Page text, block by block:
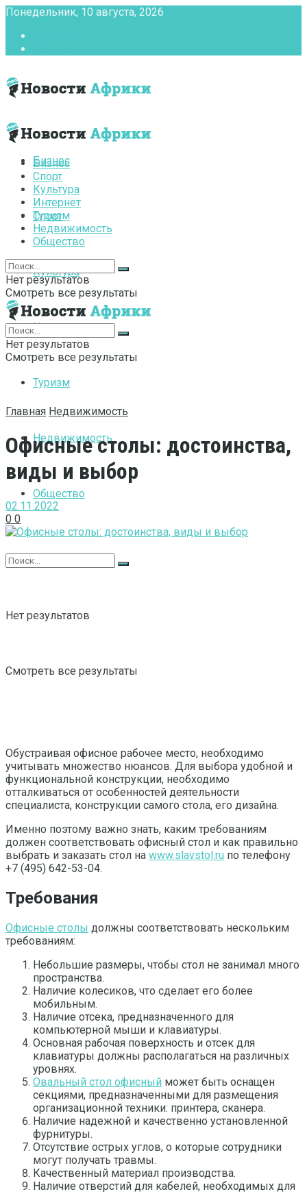
Понедельник, 10 августа, 2026
Бизнес
Спорт
Культура
Интернет
Туризм
Недвижимость
Общество
Нет результатов
Смотреть все результаты
Бизнес
Спорт
Культура
Интернет
Туризм
Недвижимость
Общество
Нет результатов
Смотреть все результаты
Нет результатов
Смотреть все результаты
Главная Недвижимость
Офисные столы: достоинства,
виды и выбор
02.11.2022
0 0
Обустраивая офисное рабочее место, необходимо
учитывать множество нюансов. Для выбора удобной и
функциональной конструкции, необходимо
отталкиваться от особенностей деятельности
специалиста, конструкции самого стола, его дизайна.
Именно поэтому важно знать, каким требованиям
должен соответствовать офисный стол и как правильно
выбрать и заказать стол на www.slavstol.ru по телефону
+7 (495) 642-53-04.
Требования
Офисные столы должны соответствовать нескольким
требованиям:
Небольшие размеры, чтобы стол не занимал много
пространства.
Наличие колесиков, что сделает его более
мобильным.
Наличие отсека, предназначенного для
компьютерной мыши и клавиатуры.
Основная рабочая поверхность и отсек для
клавиатуры должны располагаться на различных
уровнях.
Овальный стол офисный может быть оснащен
секциями, предназначенными для размещения
организационной техники: принтера, сканера.
Наличие надежной и качественно установленной
фурнитуры.
Отсутствие острых углов, о которые сотрудники
могут получать травмы.
Качественный материал производства.
Наличие отверстий для кабелей, необходимых для